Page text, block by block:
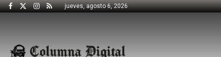
jueves, agosto 6, 2026